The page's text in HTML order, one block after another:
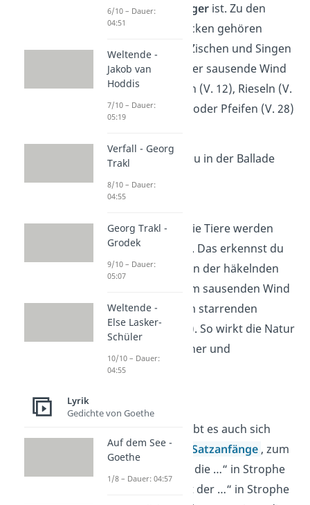
dasSehen schwieriger ist. Zu den
akustischen Eindrücken gehören
beispielsweise das Zischen und Singen
des Bodens (V. 6), der sausende Wind
(V. 11), das Rascheln (V. 12), Rieseln (V.
21), Knittern (V. 21) oder Pfeifen (V. 28)
Außerdem findest du in der Ballade
vieleStilmittel:
Die Natur und die Tiere werden
vermenschlicht . Das erkennst du
beispielsweise an der häkelnden
Ranke (V. 4), dem sausenden Wind
(V. 11) oder dem starrenden
Gestrüpp (V. 17). So wirkt die Natur
noch unheimlicher und
bedrohlicher.
Anapher
In der Ballade gibt es auch sich
wiederholende Satzanfänge, zum
Beispiel „Das ist die …“ in Strophe
3, sowie „Das ist der …“ in Strophe
6/10 – Dauer:
04:51
Weltende -
Jakob van
Hoddis
7/10 – Dauer:
05:19
Verfall - Georg
Trakl
8/10 – Dauer:
04:55
Georg Trakl -
Grodek
9/10 – Dauer:
05:07
Weltende -
Else Lasker-
Schüler
10/10 – Dauer:
04:55
Lyrik
Gedichte von Goethe
Auf dem See -
Goethe
1/8 – Dauer: 04:57